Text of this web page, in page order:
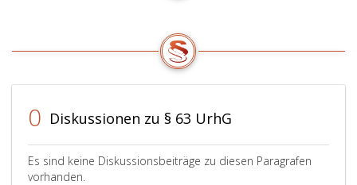
0 Diskussionen zu § 63 UrhG
Es sind keine Diskussionsbeiträge zu diesen Paragrafen
vorhanden.